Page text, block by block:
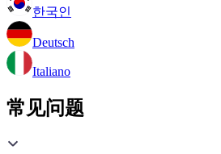
한국인
Deutsch
Italiano
常见问题